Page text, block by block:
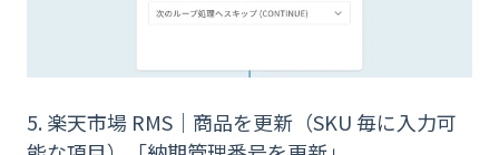
5. 楽天市場 RMS｜商品を更新（SKU 毎に入力可